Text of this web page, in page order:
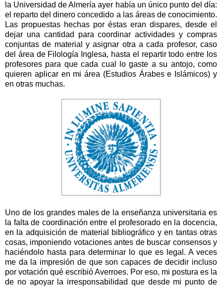
la Universidad de Almería ayer había un único punto del día:
el reparto del dinero concedido a las áreas de conocimiento.
Las propuestas hechas por éstas eran dispares, desde el
dejar una cantidad para coordinar actividades y compras
conjuntas de material y asignar otra a cada profesor, caso
del área de Filología Inglesa, hasta el repartir todo entre los
profesores para que cada cual lo gaste a su antojo, como
quieren aplicar en mi área (Estudios Árabes e Islámicos) y
en otras muchas.
Uno de los grandes males de la enseñanza universitaria es
la falta de coordinación entre el profesorado en la docencia,
en la adquisición de material bibliográfico y en tantas otras
cosas, imponiendo votaciones antes de buscar consensos y
haciéndolo hasta para determinar lo que es legal. A veces
me da la impresión de que son capaces de decidir incluso
por votación qué escribió Averroes. Por eso, mi postura es la
de no apoyar la irresponsabilidad que desde mi punto de